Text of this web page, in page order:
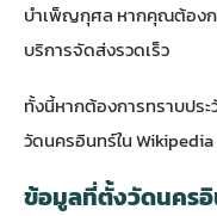
บำเพ็ญกุศล หากคุณต้องก
บริการจัดส่งรวดเร็ว
ทั้งนี้หากต้องการทราบปร
วัดนครอินทร์ใน Wikipedia
ข้อมูลที่ตั้งวัดนคร